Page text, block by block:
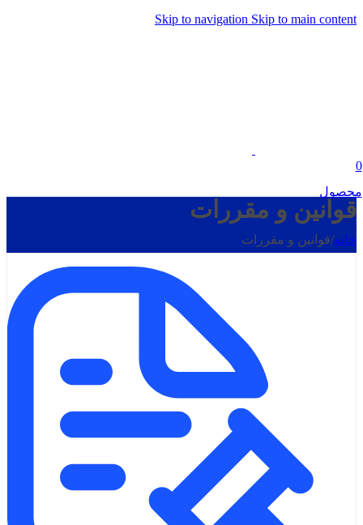
Skip to navigation Skip to main content
0
محصول
قوانین و مقررات
خانه/قوانین و مقررات